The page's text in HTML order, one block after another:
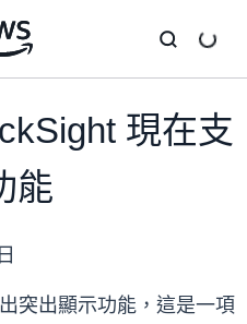
現在支
能
突出顯示功能，這是一項